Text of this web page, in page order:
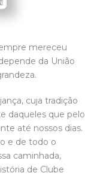
mereceu
da União
cuja tradição
daqueles que pelo
até nossos dias.
e de todo o
caminhada,
de Clube